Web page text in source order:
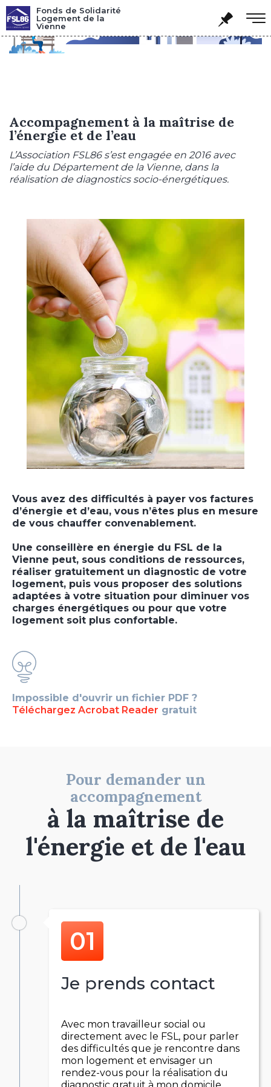
Fonds de Solidarité
Logement de la
Vienne
Accompagnement à la maîtrise de
l’énergie et de l’eau
L’Association FSL86 s’est engagée en 2016 avec
l’aide du Département de la Vienne, dans la
réalisation de diagnostics socio-énergétiques.
Vous avez des difficultés à payer vos factures
d’énergie et d’eau, vous n’êtes plus en mesure
de vous chauffer convenablement.
Une conseillère en énergie du FSL de la
Vienne peut, sous conditions de ressources,
réaliser gratuitement un diagnostic de votre
logement, puis vous proposer des solutions
adaptées à votre situation pour diminuer vos
charges énergétiques ou pour que votre
logement soit plus confortable.
Impossible d'ouvrir un fichier PDF ?
Téléchargez Acrobat Reader gratuit
Pour demander un
accompagnement
à la maîtrise de
l'énergie et de l'eau
Je prends contact
Avec mon travailleur social ou
directement avec le FSL, pour parler
des difficultés que je rencontre dans
mon logement et envisager un
rendez-vous pour la réalisation du
Panneau de gestion des cookies